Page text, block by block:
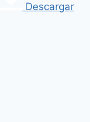
Descargar